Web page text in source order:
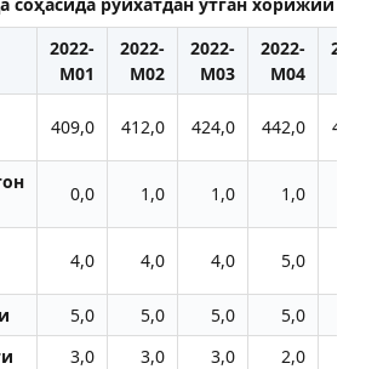
2022-
M01
2022-
M02
2022-
M03
2022-
M04
409,0 412,0 424,0 442,0
0,0 1,0 1,0 1,0
4,0 4,0 4,0 5,0
5,0 5,0 5,0 5,0
3,0 3,0 3,0 2,0